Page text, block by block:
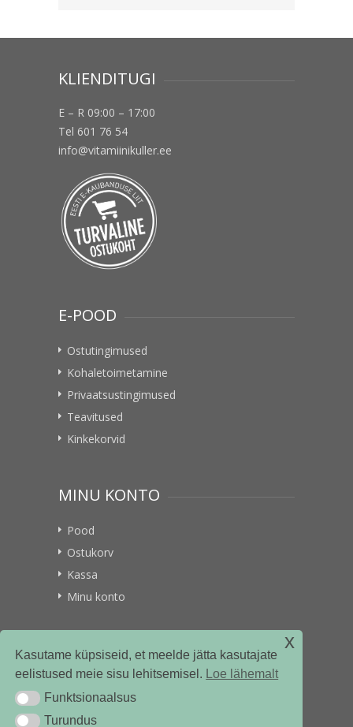
Kasutame küpsiseid, et meelde jätta kasutajate
eelistused meie sisu lehitsemisel. Loe lähemalt
Funktsionaalsus
Funktsionaalsus
TurundusTurundus
x
KLIENDITUGI
E – R 09:00 – 17:00
Tel 601 76 54
info@vitamiinikuller.ee
E-POOD
Ostutingimused
Kohaletoimetamine
Privaatsustingimused
Teavitused
Kinkekorvid
MINU KONTO
Pood
Ostukorv
Kassa
Minu konto
VITAMIINIKULLER.EE